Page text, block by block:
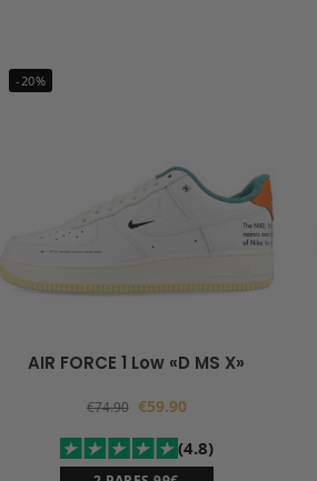
-20%
AIR FORCE 1 Low «D MS X»
€74.90 €59.90
(4.8)